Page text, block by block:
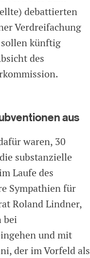
debattierten
Verdreifachung
sollen künftig
des
aus
waren, 30
substanzielle
Laufe des
Sympathien für
Roland Lindner,
bei
und mit
der im Vorfeld als